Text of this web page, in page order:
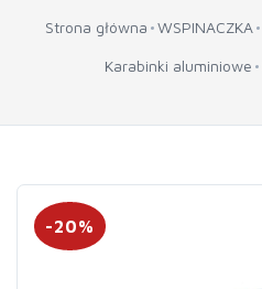
Strona główna WSPINACZKA
Karabinki aluminiowe
-20%